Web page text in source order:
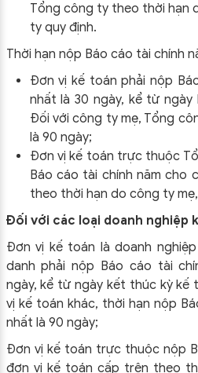
Tổng công ty theo thời hạn
ty quy định.
Thời hạn nộp Báo cáo tài chính
Đơn vị kế toán phải nộp
nhất là 30 ngày, kể từ
Đối với công ty mẹ, Tổng
là 90 ngày;
Đơn vị kế toán trực thuộc
Báo cáo tài chính năm cho
theo thời hạn do công ty
Đối với các loại doanh nghiệp
Đơn vị kế toán là doanh
danh phải nộp Báo cáo tài
ngày, kể từ ngày kết thúc kỳ kế
vị kế toán khác, thời hạn nộp
nhất là 90 ngày;
Đơn vị kế toán trực thuộc nộp
đơn vị kế toán cấp trên theo